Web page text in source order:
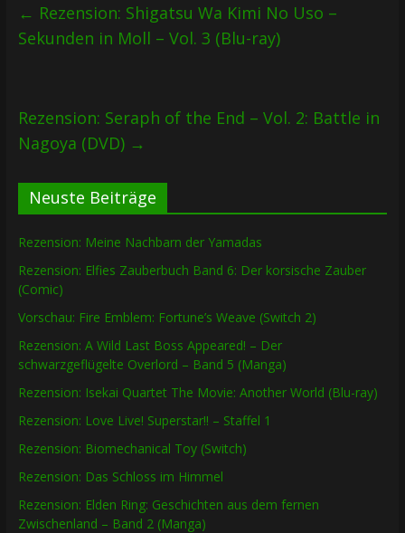
← Rezension: Shigatsu Wa Kimi No Uso –
Sekunden in Moll – Vol. 3 (Blu-ray)
Rezension: Seraph of the End – Vol. 2: Battle in
Nagoya (DVD) →
Neuste Beiträge
Rezension: Meine Nachbarn der Yamadas
Rezension: Elfies Zauberbuch Band 6: Der korsische Zauber
(Comic)
Vorschau: Fire Emblem: Fortune’s Weave (Switch 2)
Rezension: A Wild Last Boss Appeared! – Der
schwarzgeflügelte Overlord – Band 5 (Manga)
Rezension: Isekai Quartet The Movie: Another World (Blu-ray)
Rezension: Love Live! Superstar!! – Staffel 1
Rezension: Biomechanical Toy (Switch)
Rezension: Das Schloss im Himmel
Rezension: Elden Ring: Geschichten aus dem fernen
Zwischenland – Band 2 (Manga)